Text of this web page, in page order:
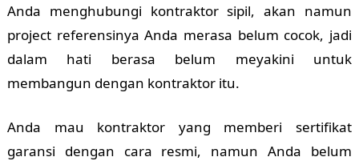
Anda menghubungi kontraktor sipil, akan namun
project referensinya Anda merasa belum cocok, jadi
dalam hati berasa belum meyakini untuk
membangun dengan kontraktor itu.
Anda mau kontraktor yang memberi sertifikat
garansi dengan cara resmi, namun Anda belum